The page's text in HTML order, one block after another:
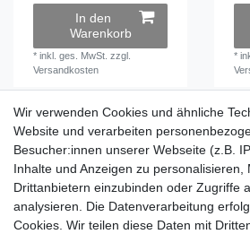
In den
Warenkorb
*inkl. ges. MwSt. zzgl.
Versandkosten
*
Wir verwenden Cookies und ähnliche
Website und verarbeiten
Besucher:innen unserer Webseite (z.B.
Inhalte und Anzeigen zu personalisieren,
Drittanbietern einzubinden oder Zugriffe
analysieren. Die Datenverarbeitung
Cookies. Wir teilen diese Daten mit
Impressum
Wir verwenden Cookies und ähnliche
Website und verarbeiten
Besucher:innen unserer Webseite (z.B.
Inhalte und Anzeigen zu personalisieren,
Drittanbietern einzubinden oder Zugriffe
analysieren. Die Datenverarbeitung
Cookies. Wir teilen diese Daten mit